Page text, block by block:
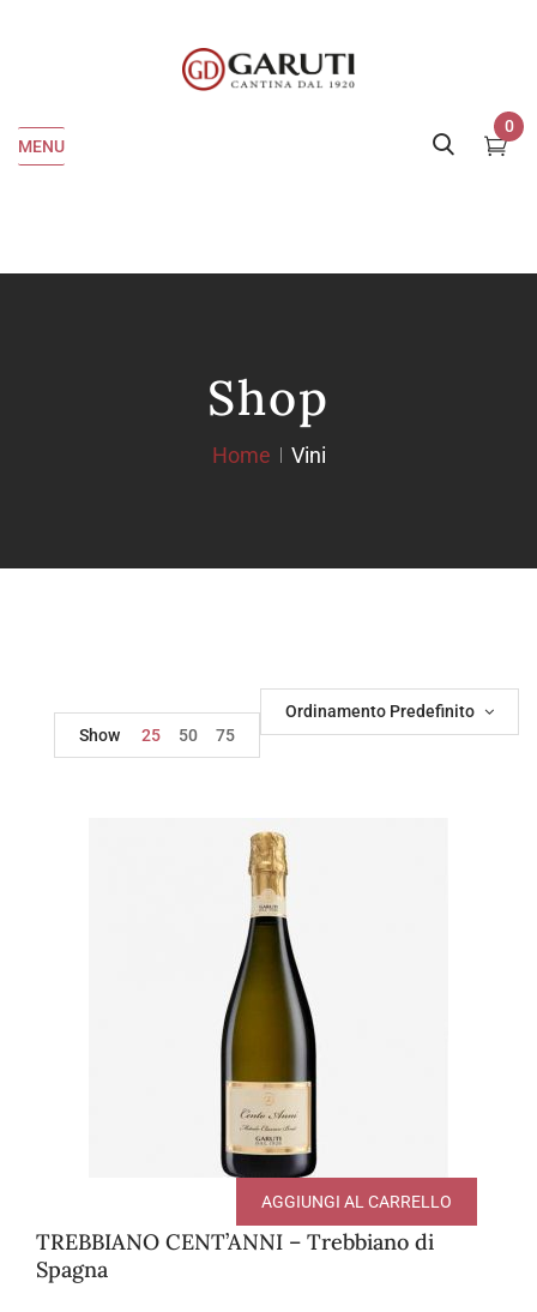
MENU
0
Shop
Home Vini
Ordinamento Predefinito
Show
25 50 75
TREBBIANO CENT’ANNI – Trebbiano di
Spagna
AGGIUNGI AL CARRELLO